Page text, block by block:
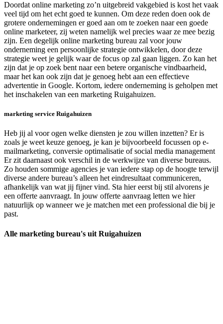
Doordat online marketing zo’n uitgebreid vakgebied is kost het vaak
veel tijd om het echt goed te kunnen. Om deze reden doen ook de
grotere ondernemingen er goed aan om te zoeken naar een goede
online marketeer, zij weten namelijk wel precies waar ze mee bezig
zijn. Een degelijk online marketing bureau zal voor jouw
onderneming een persoonlijke strategie ontwikkelen, door deze
strategie weet je gelijk waar de focus op zal gaan liggen. Zo kan het
zijn dat je op zoek bent naar een betere organische vindbaarheid,
maar het kan ook zijn dat je genoeg hebt aan een effectieve
advertentie in Google. Kortom, iedere onderneming is geholpen met
het inschakelen van een marketing Ruigahuizen.
marketing service Ruigahuizen
Heb jij al voor ogen welke diensten je zou willen inzetten? Er is
zoals je weet keuze genoeg, je kan je bijvoorbeeld focussen op e-
mailmarketing, conversie optimalisatie of social media management
Er zit daarnaast ook verschil in de werkwijze van diverse bureaus.
Zo houden sommige agencies je van iedere stap op de hoogte terwijl
diverse andere bureau’s alleen het eindresultaat communiceren,
afhankelijk van wat jij fijner vind. Sta hier eerst bij stil alvorens je
een offerte aanvraagt. In jouw offerte aanvraag letten we hier
natuurlijk op wanneer we je matchen met een professional die bij je
past.
Alle marketing bureau's uit Ruigahuizen